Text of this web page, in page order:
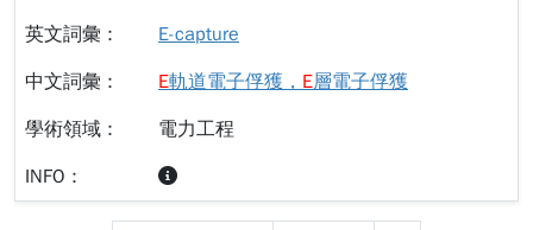
E-capture
E軌道電子俘獲， E層電子俘獲
電力工程